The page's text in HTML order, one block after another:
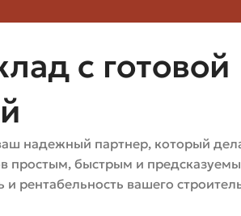
чеклист, который поможет
размер часто 250×120×65
получить минимум 5-10 штук из
о качестве.
с готовой
надежный партнер, который
простым, быстрым и
рентабельность вашего